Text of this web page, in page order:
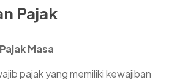
Pajak
Masa
pajak yang memiliki kewajiban